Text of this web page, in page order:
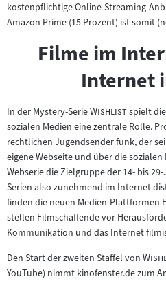
kostenpflichtige Online-Streaming-
Amazon Prime (15 Prozent) ist somit
Filme im
Internet
In der Mystery-Serie"
Wishlist"spielt
sozialen Medien eine zentrale Rolle.
rechtlichen Jugendsender funk, der
eigene Webseite und über die
Webserie die Zielgruppe der 14- bis
Serien also zunehmend im Internet
finden die neuen Medien-Plattformen
stellen Filmschaffende vor
Kommunikation und das Internet
Den Start der zweiten Staffel von "
YouTube) nimmt kinofenster.de zum